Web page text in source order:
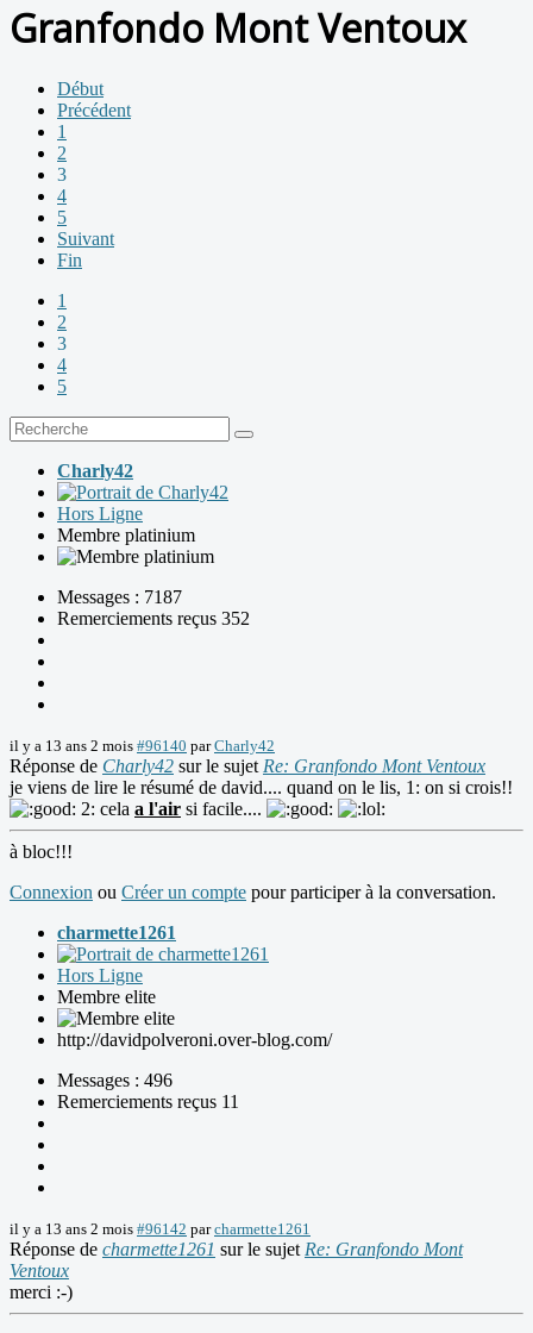
Granfondo Mont Ventoux
Début
Précédent
1
2
3
4
5
Suivant
Fin
1
2
3
4
5
Charly42
Hors Ligne
Membre platinium
Messages : 7187
Remerciements reçus 352
il y a 13 ans 2 mois #96140 parCharly42
Réponse de Charly42 sur le sujet Re: Granfondo Mont Ventoux
je viens de lire le résumé de david.... quand on le lis, 1: on si crois!!
2: cela a l'air si facile....
à bloc!!!
Connexion ou Créer un compte pour participer à la conversation.
charmette1261
Hors Ligne
Membre elite
http://davidpolveroni.over-blog.com/
Messages : 496
Remerciements reçus 11
il y a 13 ans 2 mois #96142 parcharmette1261
Réponse de charmette1261 sur le sujet Re: Granfondo Mont
Ventoux
merci :-)